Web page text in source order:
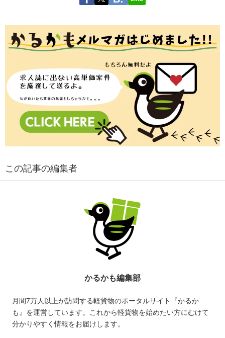
この記事の編集者
かるかも編集部
月間7万人以上が訪問する軽貨物のポータルサイト『かるか
も』を運営しています。これから軽貨物を始めたい方にむけて
分かりやすく情報をお届けします。